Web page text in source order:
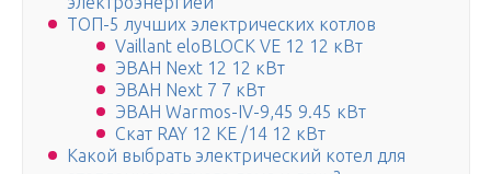
ТОП-5 лучших электрических котлов
Vaillant eloBLOCK VE 12 12 кВт
ЭВАН Next 12 12 кВт
ЭВАН Next 7 7 кВт
ЭВАН Warmos-IV-9,45 9.45 кВт
Скат RAY 12 KE /14 12 кВт
Какой выбрать электрический котел для